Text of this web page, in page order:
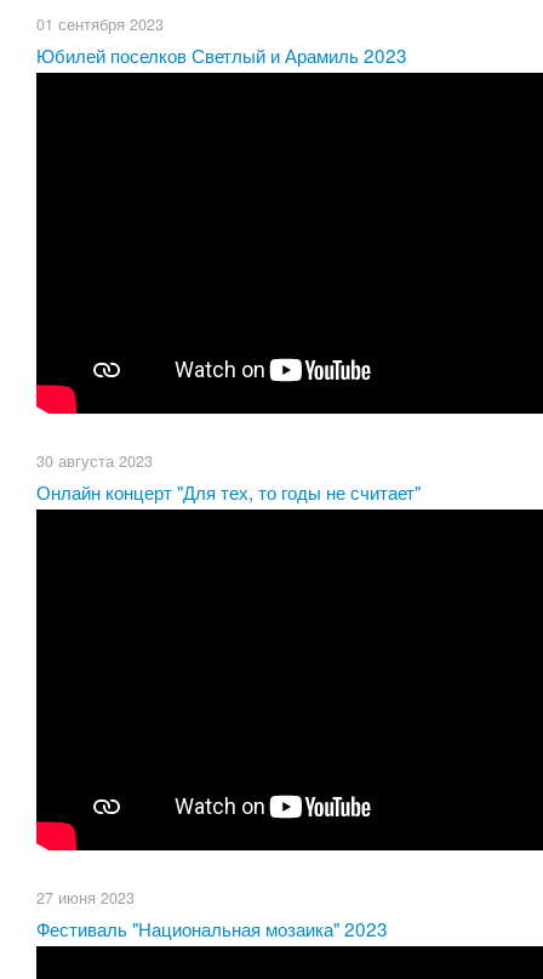
01 сентября 2023
Юбилей поселков Светлый и Арамиль 2023
30 августа 2023
Онлайн концерт "Для тех, то годы не считает"
27 июня 2023
Фестиваль "Национальная мозаика" 2023